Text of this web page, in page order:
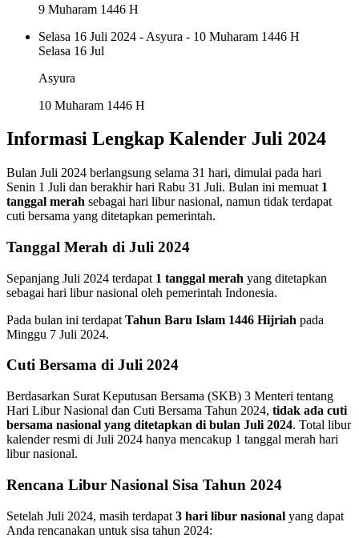
9 Muharam 1446 H
Selasa 16 Juli 2024 - Asyura - 10 Muharam 1446 H
Selasa 16 Jul
Asyura
10 Muharam 1446 H
Informasi Lengkap Kalender Juli 2024
Bulan Juli 2024 berlangsung selama 31 hari, dimulai pada hari
Senin 1 Juli dan berakhir hari Rabu 31 Juli. Bulan ini memuat 1
tanggal merah sebagai hari libur nasional, namun tidak terdapat
cuti bersama yang ditetapkan pemerintah.
Tanggal Merah di Juli 2024
Sepanjang Juli 2024 terdapat 1 tanggal merah yang ditetapkan
sebagai hari libur nasional oleh pemerintah Indonesia.
Pada bulan ini terdapat Tahun Baru Islam 1446 Hijriah pada
Minggu 7 Juli 2024.
Cuti Bersama di Juli 2024
Berdasarkan Surat Keputusan Bersama (SKB) 3 Menteri tentang
Hari Libur Nasional dan Cuti Bersama Tahun 2024, tidak ada cuti
bersama nasional yang ditetapkan di bulan Juli 2024. Total libur
kalender resmi di Juli 2024 hanya mencakup 1 tanggal merah hari
libur nasional.
Rencana Libur Nasional Sisa Tahun 2024
Setelah Juli 2024, masih terdapat 3 hari libur nasional yang dapat
Anda rencanakan untuk sisa tahun 2024: